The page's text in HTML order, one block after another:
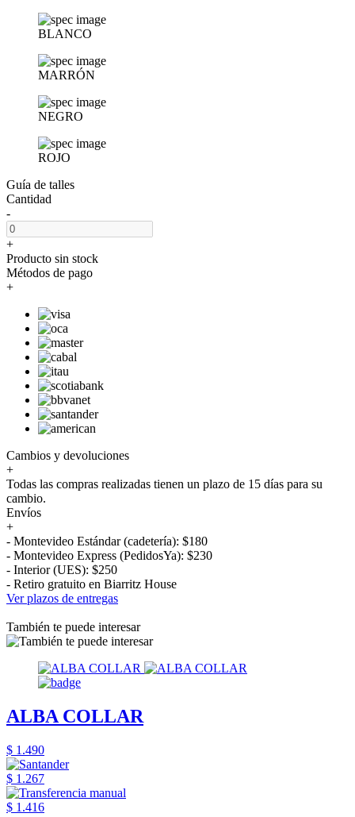
BLANCO
MARRÓN
NEGRO
ROJO
Guía de talles
Cantidad
-
+
Producto sin stock
Métodos de pago
+
Cambios y devoluciones
+
Todas las compras realizadas tienen un plazo de 15 días para su
cambio.
Envíos
+
- Montevideo Estándar (cadetería): $180
- Montevideo Express (PedidosYa): $230
- Interior (UES): $250
- Retiro gratuito en Biarritz House
Ver plazos de entregas
También te puede interesar
ALBA COLLAR
$ 1.490
$ 1.267
$ 1.416